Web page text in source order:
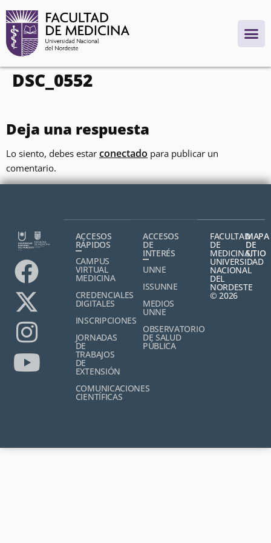
contenido
DSC_0552
Deja una respuesta
Lo siento, debes estar conectado para publicar un
comentario.
ACCESOS
RÁPIDOS
CAMPUS
VIRTUAL
MEDICINA
CREDENCIALES
DIGITALES
INSCRIPCIONES
JORNADAS
DE
TRABAJOS
DE
EXTENSIÓN
COMUNICACIONES
CIENTÍFICAS
ACCESOS
DE
INTERÉS
UNNE
ISSUNNE
MEDIOS
UNNE
OBSERVATORIO
DE SALUD
PÚBLICA
FACULTAD
DE
MEDICINA,
UNIVERSIDAD
NACIONAL
DEL
NORDESTE
© 2026
MAPA
DE
SITIO